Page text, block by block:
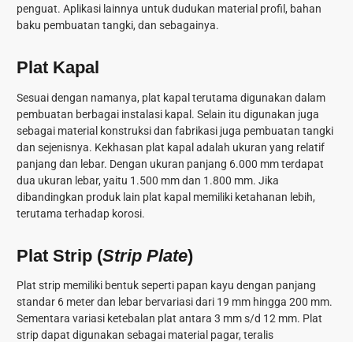
penguat. Aplikasi lainnya untuk dudukan material profil, bahan
baku pembuatan tangki, dan sebagainya.
Plat Kapal
Sesuai dengan namanya, plat kapal terutama digunakan dalam
pembuatan berbagai instalasi kapal. Selain itu digunakan juga
sebagai material konstruksi dan fabrikasi juga pembuatan tangki
dan sejenisnya. Kekhasan plat kapal adalah ukuran yang relatif
panjang dan lebar. Dengan ukuran panjang 6.000 mm terdapat
dua ukuran lebar, yaitu 1.500 mm dan 1.800 mm. Jika
dibandingkan produk lain plat kapal memiliki ketahanan lebih,
terutama terhadap korosi.
Plat Strip (Strip Plate)
Plat strip memiliki bentuk seperti papan kayu dengan panjang
standar 6 meter dan lebar bervariasi dari 19 mm hingga 200 mm.
Sementara variasi ketebalan plat antara 3 mm s/d 12 mm. Plat
strip dapat digunakan sebagai material pagar, teralis